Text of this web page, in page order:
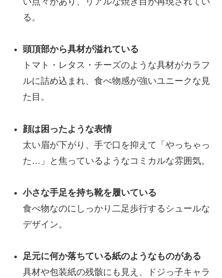
る。
頭頂部から具材が溢れている
トマト・レタス・チーズのような具材がカラフ
ルに詰め込まれ、食べ物感が強いユニークな見
た目。
顔は困ったような表情
太い眉が下がり、手で口を抑えて「やっちゃっ
た…」と焦っているようなコミカルな雰囲気。
小さな手足を持ち靴を履いている
食べ物なのにしっかり二足歩行するシュールな
デザイン。
足元に何か落ちている紙のようなものがある
具材や包装紙の残骸にも見え、ドジっ子キャラ